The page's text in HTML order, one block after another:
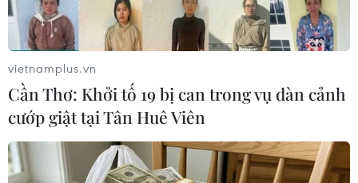
Tokyo sẽ tạo động lực hơn nữa cho mối quan hệ
giao thương giữa hai nước. /.
vietnamplus.vn
Cần Thơ: Khởi tố 19 bị can trong vụ dàn cảnh
cướp giật tại Tân Huê Viên